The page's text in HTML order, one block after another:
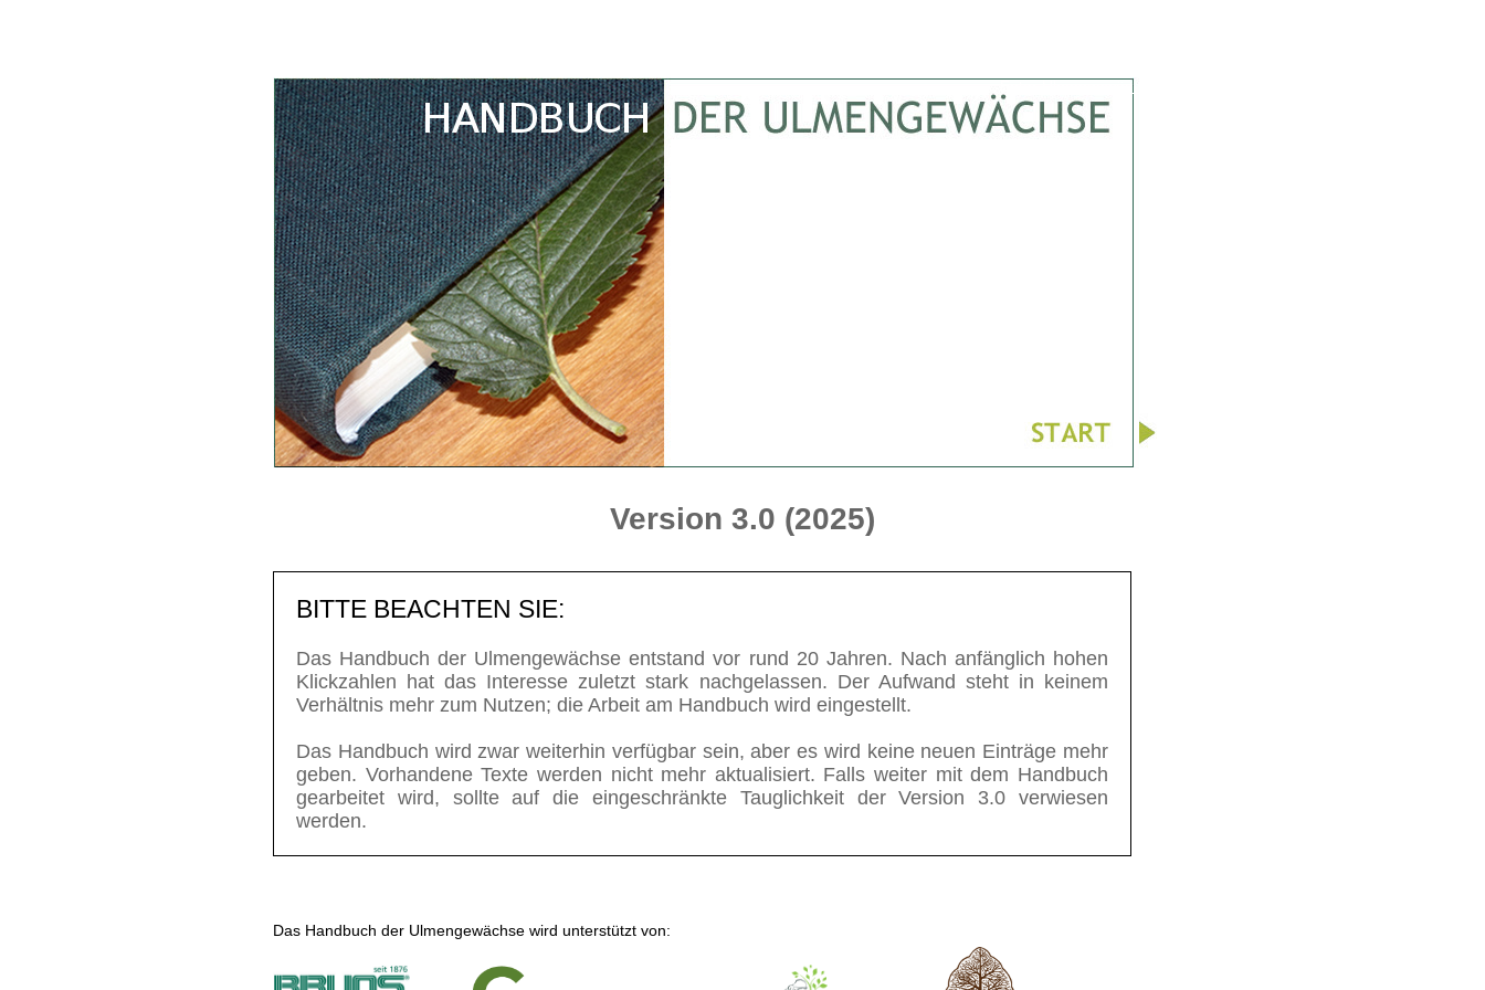
Enter Ulmengewächse
Version 3.0 (2025)
BITTE BEACHTEN SIE:
Das Handbuch der Ulmengewächse entstand vor rund 20 Jahren. Nach anfänglich hohen
Klickzahlen hat das Interesse zuletzt stark nachgelassen. Der Aufwand steht in keinem
Verhältnis mehr zum Nutzen; die Arbeit am Handbuch wird eingestellt.
Das Handbuch wird zwar weiterhin verfügbar sein, aber es wird keine neuen Einträge mehr
geben. Vorhandene Texte werden nicht mehr aktualisiert. Falls weiter mit dem Handbuch
gearbeitet wird, sollte auf die eingeschränkte Tauglichkeit der Version 3.0 verwiesen
werden.
Das Handbuch der Ulmengewächse wird unterstützt von: